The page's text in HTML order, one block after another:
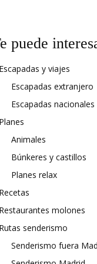
puede
y viajes
Escapadas extranjero
Escapadas nacionales
Animales
Búnkeres y castillos
Planes relax
molones
senderismo
Senderismo fuera